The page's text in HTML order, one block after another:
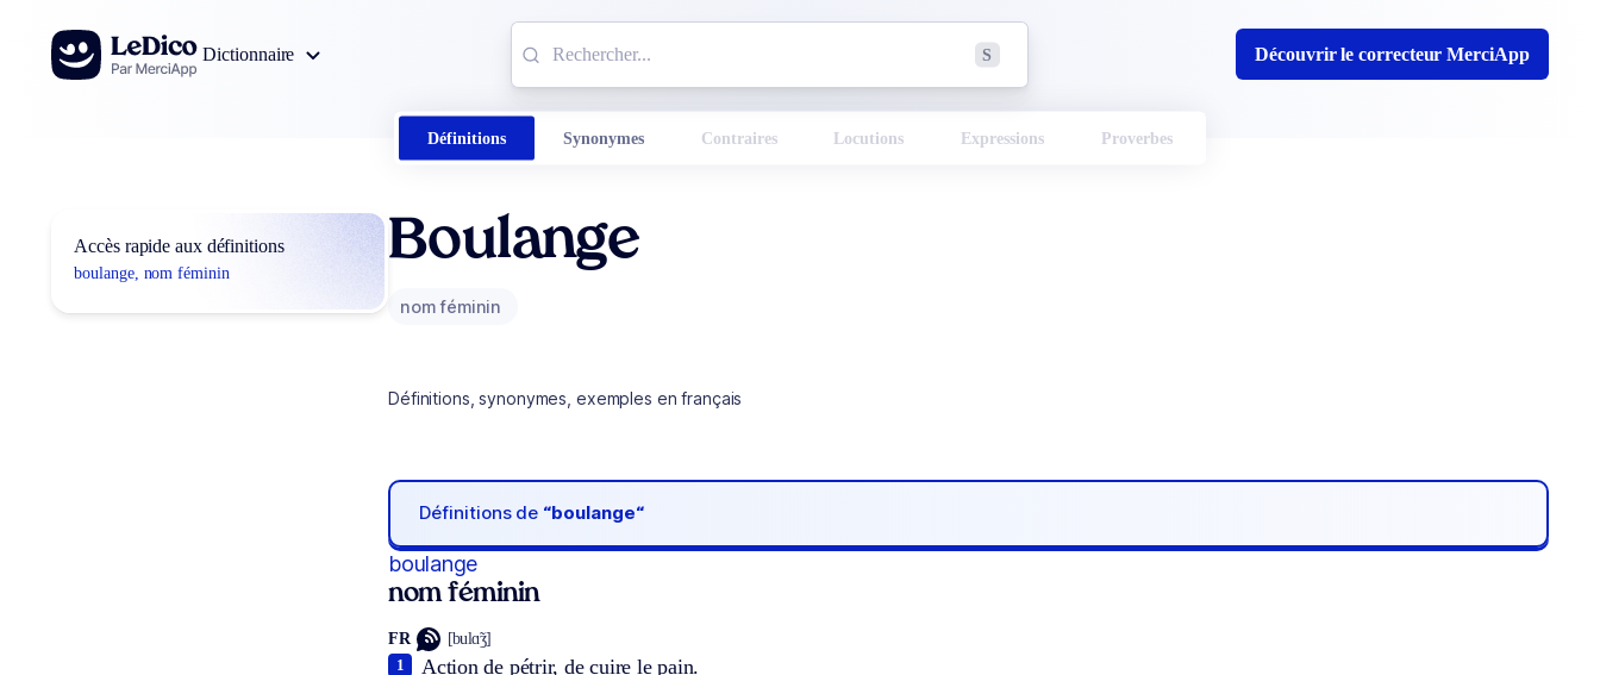
Aller au contenu
Dictionnaire
S Découvrir le correcteur MerciApp
Définitions Synonymes Contraires Locutions Expressions Proverbes
Accès rapide aux définitions
boulange, nom féminin
Boulange
nom féminin
Définitions, synonymes, exemples en français
Définitions de “boulange“
boulange
nom féminin
FR [bulɑ̃ʒ]
Action de pétrir, de cuire le pain.
1